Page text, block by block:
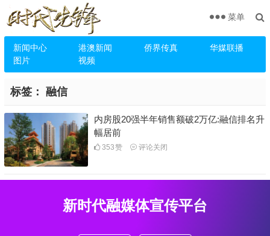
新闻中心 港澳新闻 侨界传真
华媒联播
图片
视频
菜单
标签： 融信
内房股20强半年销售额破2万亿:融信排名升
幅居前
353赞 评论关闭
新时代融媒体宣传平台